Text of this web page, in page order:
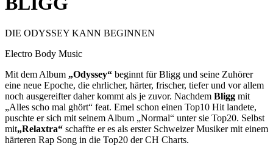
DIE ODYSSEY KANN BEGINNEN
Electro Body Music
Mit dem Album „Odyssey“ beginnt für Bligg und seine Zuhörer
eine neue Epoche, die ehrlicher, härter, frischer, tiefer und vor allem
noch ausgereifter daher kommt als je zuvor. Nachdem Bligg mit
„Alles scho mal ghört“ feat. Emel schon einen Top10 Hit landete,
puschte er sich mit seinem Album „Normal“ unter sie Top20. Selbst
mit„Relaxtra“ schaffte er es als erster Schweizer Musiker mit einem
härteren Rap Song in die Top20 der CH Charts.